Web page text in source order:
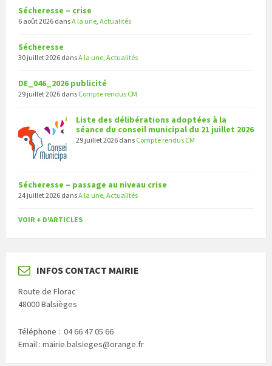
Sécheresse – crise
6 août 2026 dansA la une Actualités
Sécheresse
30 juillet 2026 dansA la une Actualités
DE_046_2026 publicité
29 juillet 2026 dans Compte rendus CM
Liste des délibérations adoptées à la
séance du conseil municipal du 21 juillet 2026
29 juillet 2026 dans Compte rendus CM
Sécheresse – passage au niveau crise
24 juillet 2026 dansA la une Actualités
VOIR + D'ARTICLES
INFOS CONTACT MAIRIE
Route de Florac
48000 Balsièges
Téléphone : 04 66 47 05 66
Email : mairie.balsieges@orange.fr